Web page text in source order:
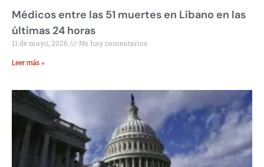
Médicos entre las 51 muertes en Líbano en las
últimas 24 horas
11 de mayo, 2026 No hay comentarios
Leer más »